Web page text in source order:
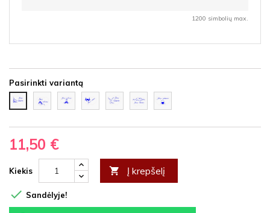
1200 simbolių max.
Pasirinkti variantą
Širdelės
su
paukštukai
ant
Burkuojantys
paukštukai
Balandžiai
su
Balandžiai
Daug
širdelių
Liepsnojanti
širdelė
11,50 €
Kiekis  Į krepšelį
 Sandėlyje!